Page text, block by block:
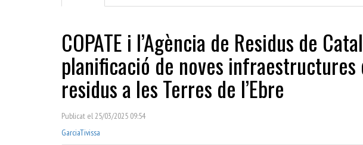
COPATE i l’Agència de Residus de
planificació de noves infraestructures
residus a les Terres de l’Ebre
Publicat el 25/03/2025 09:54
GarciaTivissa